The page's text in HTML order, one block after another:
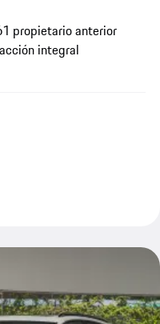
1 propietario anterior
integral